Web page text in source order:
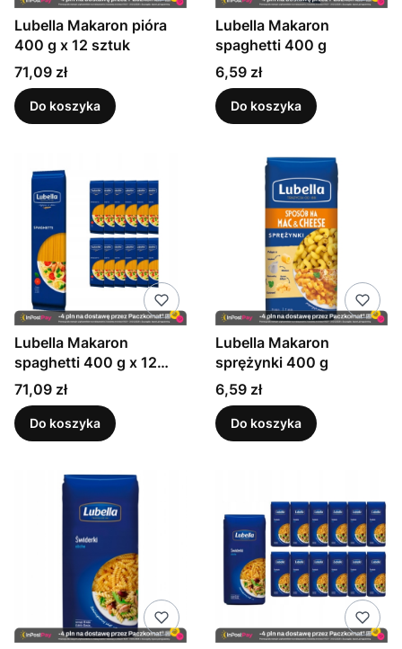
Lubella Makaron pióra
400 g x 12 sztuk
Cena
71,09 zł
Do koszyka
Lubella Makaron
spaghetti 400 g
Cena
6,59 zł
Do koszyka
Lubella Makaron
spaghetti 400 g x 12
sztuk
Cena
71,09 zł
Do koszyka
Lubella Makaron
sprężynki 400 g
Cena
6,59 zł
Do koszyka